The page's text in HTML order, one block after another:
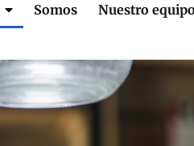
Somos Nuestro equipo